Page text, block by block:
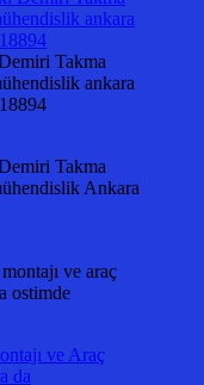
Takma
ankara
Takma
Ankara
ve araç
ostimde